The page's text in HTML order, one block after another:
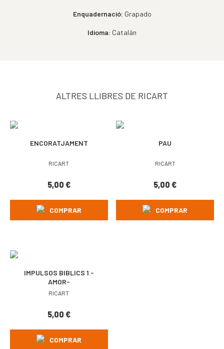
Enquadernació: Grapado
Idioma: Catalán
ALTRES LLIBRES DE RICART
ENCORATJAMENT
RICART
5,00 €
COMPRAR
PAU
RICART
5,00€
COMPRAR
IMPULSOS BIBLICS 1 -
AMOR-
RICART
5,00 €
COMPRAR